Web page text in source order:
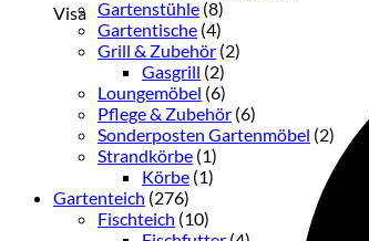
Visa Gartenstühle (8)
Gartentische (4)
Grill & Zubehör (2)
Gasgrill (2)
Loungemöbel (6)
Pflege & Zubehör (6)
Sonderposten Gartenmöbel (2)
Strandkörbe (1)
Körbe (1)
Gartenteich (276)
Fischteich (10)